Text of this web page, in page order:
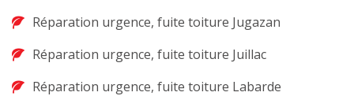
Réparation urgence, fuite toiture Jugazan
Réparation urgence, fuite toiture Juillac
Réparation urgence, fuite toiture Labarde